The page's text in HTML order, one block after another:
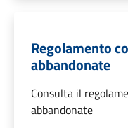
Regolamento
abbandonate
Consulta il
abbandonate